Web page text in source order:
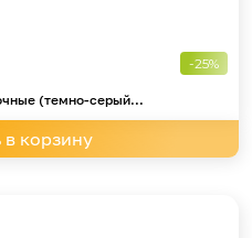
-25%
(темно-серый...
корзину